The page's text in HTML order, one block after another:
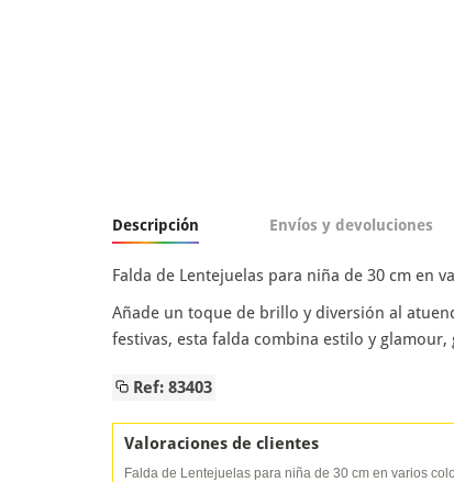
Descripción Envíos y devoluciones
Falda de Lentejuelas para niña de 30 cm en
Añade un toque de brillo y diversión al
festivas, esta falda combina estilo y
Ref: 83403
Valoraciones de clientes
Falda de Lentejuelas para niña de 30 cm en varios